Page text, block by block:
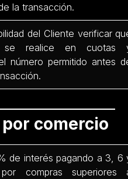
la transacción.
del Cliente verificar
se realice en cuotas
número permitido antes
comercio
de interés pagando a 3, 6
compras superiores